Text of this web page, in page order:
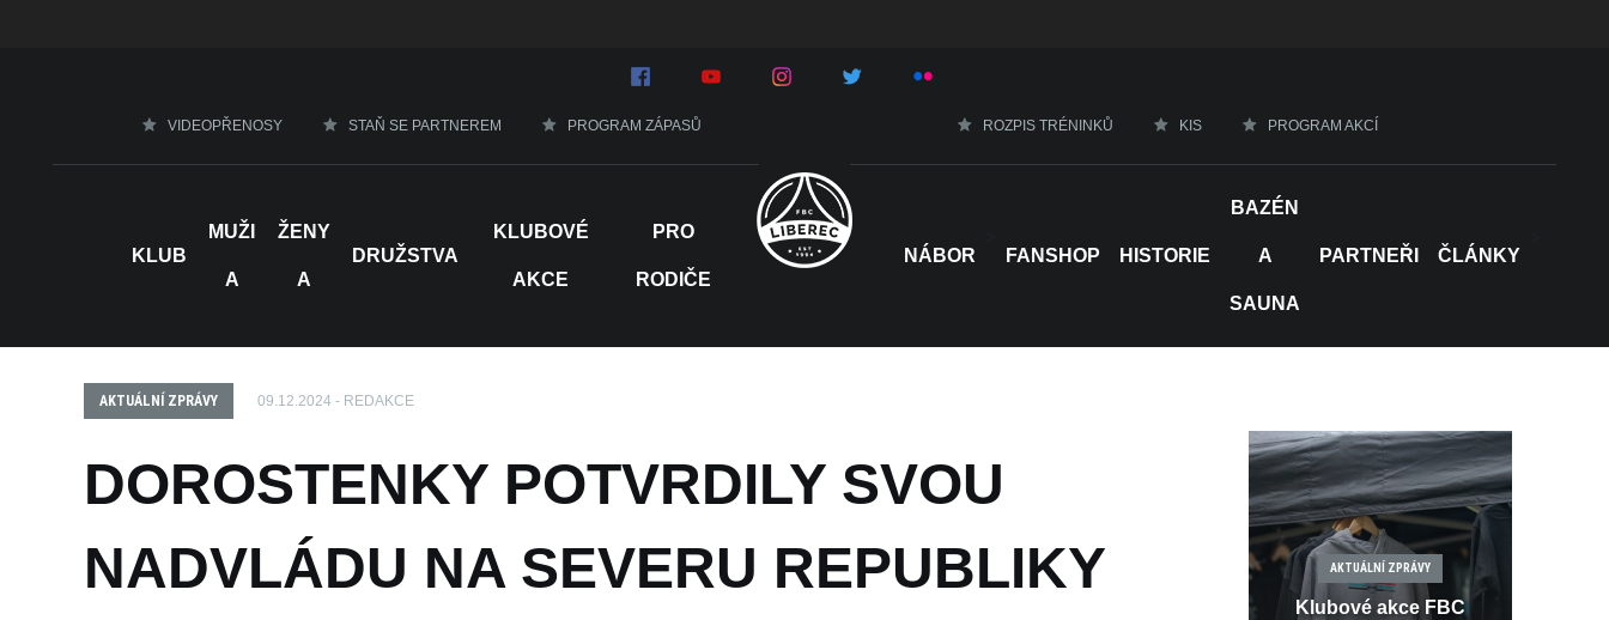
VIDEOPŘENOSY STAŇ SE PARTNEREM PROGRAM ZÁPASŮ ROZPIS TRÉNINKŮ KIS PROGRAM AKCÍ
KLUB
MUŽI
A
ŽENY
A
DRUŽSTVA
KLUBOVÉ
AKCE
PRO
RODIČE
NÁBOR FANSHOP HISTORIE
BAZÉN
A
SAUNA
PARTNEŘI ČLÁNKY
AKTUÁLNÍ ZPRÁVY 09.12.2024 - REDAKCE
DOROSTENKY POTVRDILY SVOU
NADVLÁDU NA SEVERU REPUBLIKY
AKTUÁLNÍ ZPRÁVY
Klubové akce FBC